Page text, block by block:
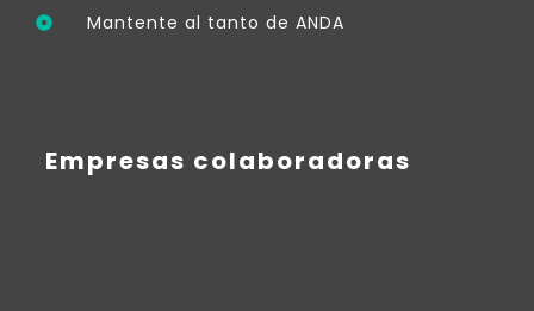
Mantente al tanto de ANDA
Empresas colaboradoras